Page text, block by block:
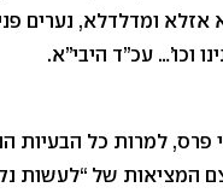
ומדלדלא, נערים פני
וכו’… עכ”ד היבי”א.
למרות כל הבעיות
המציאות של “לעשות